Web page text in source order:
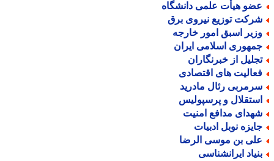
هیأت علمی دانشگاه
توزیع نیروی برق
اسبق امور خارجه
اسلامی ایران
از خبرنگاران
های اقتصادی
رئال مادرید
و پرسپولیس
مدافع امنیت
نوبل ادبیات
بن موسی الرضا
ایرانشناسی